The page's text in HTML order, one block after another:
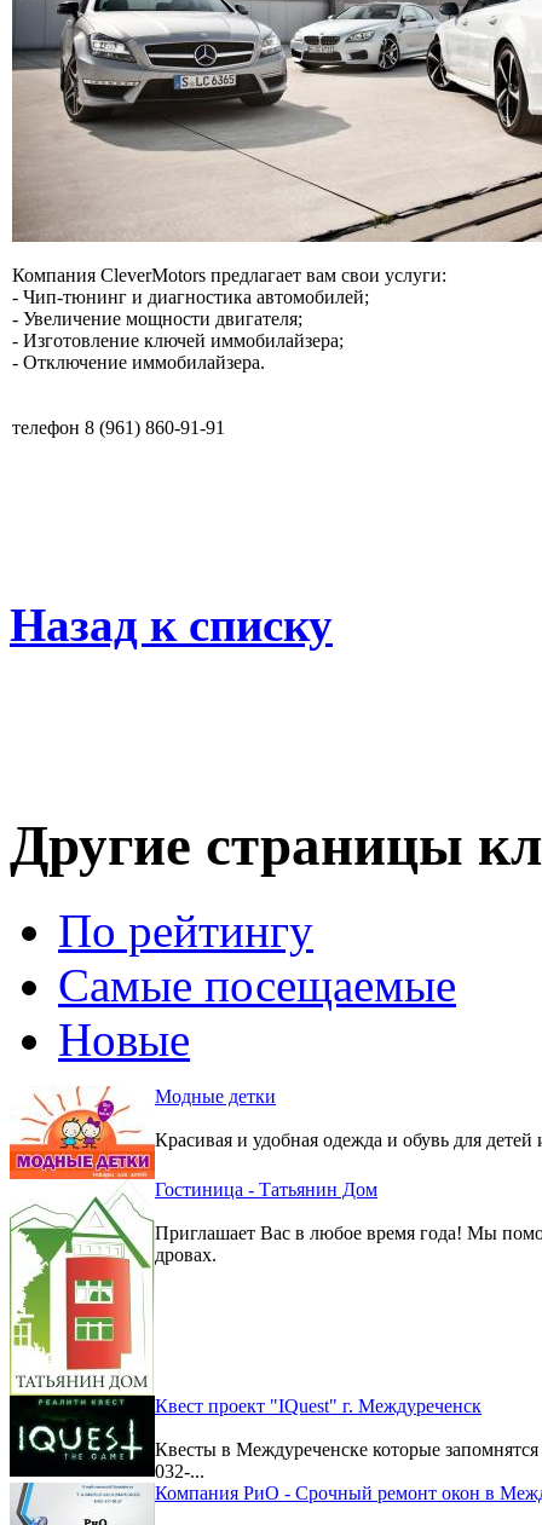
Компания CleverMotors предлагает вам свои услуги:
- Чип-тюнинг и диагностика автомобилей;
- Увеличение мощности двигателя;
- Изготовление ключей иммобилайзера;
- Отключение иммобилайзера.
телефон 8 (961) 860-91-91
Назад к списку
Другие страницы
По рейтингу
Самые посещаемые
Новые
Модные детки
Красивая и удобная одежда и обувь для детей
Гостиница - Татьянин Дом
Приглашает Вас в любое время года! Мы
дровах.
Квест проект "IQuest" г. Междуреченск
Квесты в Междуреченске которые
032-...
Компания РиО - Срочный ремонт окон в